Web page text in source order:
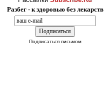
Разбег - к здоровью без лекарств
Подписаться письмом